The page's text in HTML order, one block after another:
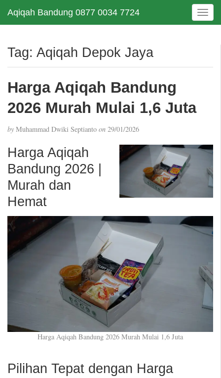
Aqiqah Bandung 0877 0034 7724
T
o
e
t
Tag: Aqiqah Depok Jaya
Harga Aqiqah Bandung
2026 Murah Mulai 1,6 Juta
by Muhammad Dwiki Septianto on 29/01/2026
Harga Aqiqah
Bandung 2026 |
Murah dan
Hemat
Harga Aqiqah Bandung 2026 Murah Mulai 1,6 Juta
Pilihan Tepat dengan Harga